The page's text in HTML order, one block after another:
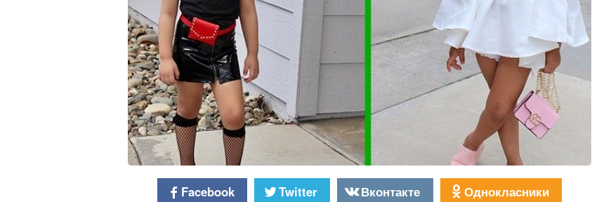
Facebook Twitter Вконтакте Однокласники